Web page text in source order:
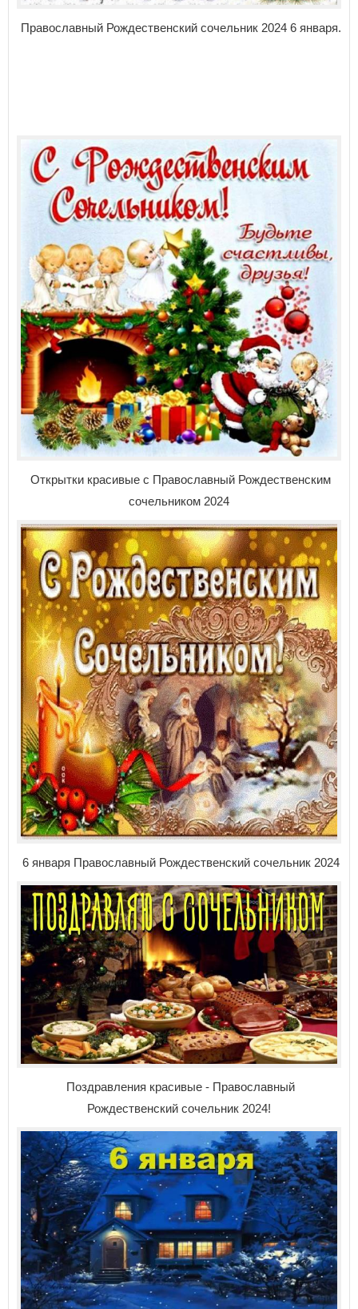
Православный Рождественский сочельник 2024 6 января.
Открытки красивые с Православный Рождественским
сочельником 2024
6 января Православный Рождественский сочельник 2024
Поздравления красивые - Православный
Рождественский сочельник 2024!